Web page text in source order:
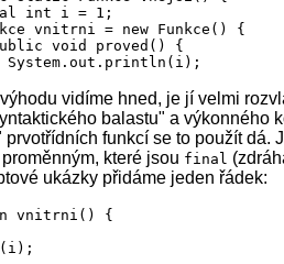
int i = 1;
vnitrni = new Funkce() {
void proved() {
System.out.println(i);
vnitrni;
static void main(String[]
int i = -1;
funkce = vnejsi();
//
vidíme hned, je jí velmi
balastu" a výkonného
prvotřídních funkcí se to použít dá.
které jsou final
ukázky přidáme jeden řádek:
vnitrni() {